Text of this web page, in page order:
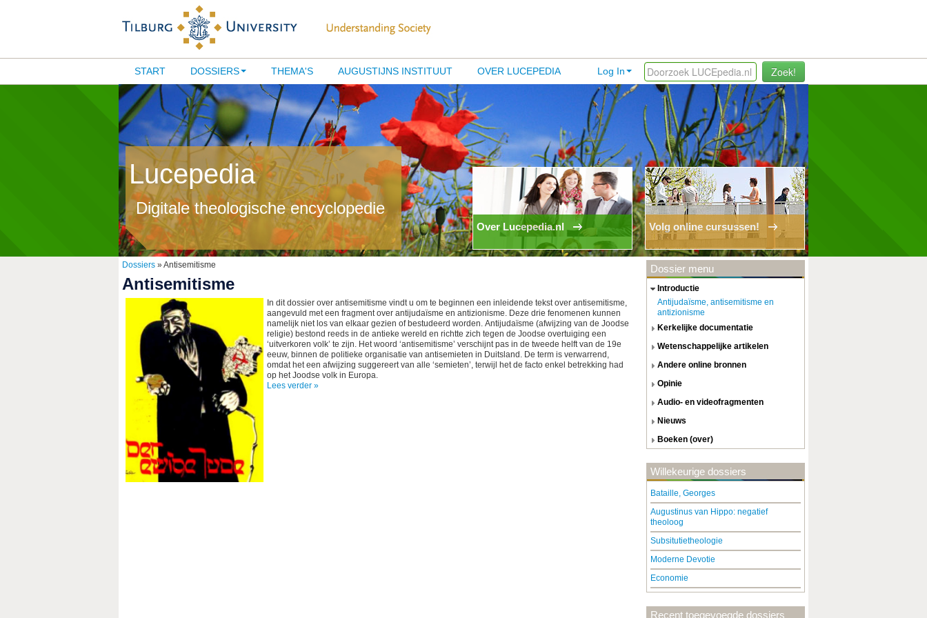
Zoek!
Log In
START DOSSIERS THEMA'S AUGUSTIJNS INSTITUUT OVER LUCEPEDIA
Lucepedia
Digitale theologische encyclopedie
Volg online cursussen!
Over Lucepedia.nl
Dossiers » Antisemitisme
Antisemitisme
In dit dossier over antisemitisme vindt u om te beginnen een inleidende tekst over antisemitisme,
aangevuld met een fragment over antijudaïsme en antizionisme. Deze drie fenomenen kunnen
namelijk niet los van elkaar gezien of bestudeerd worden. Antijudaïsme (afwijzing van de Joodse
religie) bestond reeds in de antieke wereld en richtte zich tegen de Joodse overtuiging een
‘uitverkoren volk’ te zijn. Het woord ‘antisemitisme’ verschijnt pas in de tweede helft van de 19e
eeuw, binnen de politieke organisatie van antisemieten in Duitsland. De term is verwarrend,
omdat het een afwijzing suggereert van alle ‘semieten’, terwijl het de facto enkel betrekking had
op het Joodse volk in Europa.
Lees verder »
Dossier menu
introductie
Antijudaïsme, antisemitisme en
antizionisme
kerkelijke documentatie
wetenschappelijke artikelen
andere online bronnen
opinie
audio- en videofragmenten
nieuws
boeken (over)
Willekeurige dossiers
Bataille, Georges
Augustinus van Hippo: negatief
theoloog
Subsitutietheologie
Moderne Devotie
Economie
Recent toegevoegde dossiers